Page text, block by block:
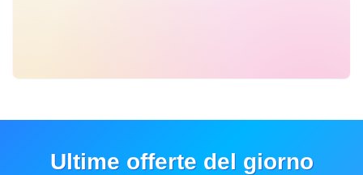
Ultime offerte del giorno